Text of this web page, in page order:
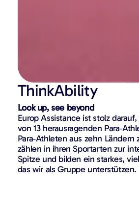
ThinkAbility
Look up, see beyond
Europ Assistance ist stolz
von 13 herausragenden
Para‑Athleten aus zehn Ländern
zählen in ihren Sportarten zur
Spitze und bilden ein starkes,
das wir als Gruppe unterstützen.